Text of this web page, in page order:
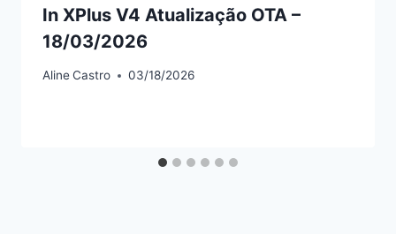
In XPlus V4 Atualização OTA –
18/03/2026
AlineCastro 03/18/2026